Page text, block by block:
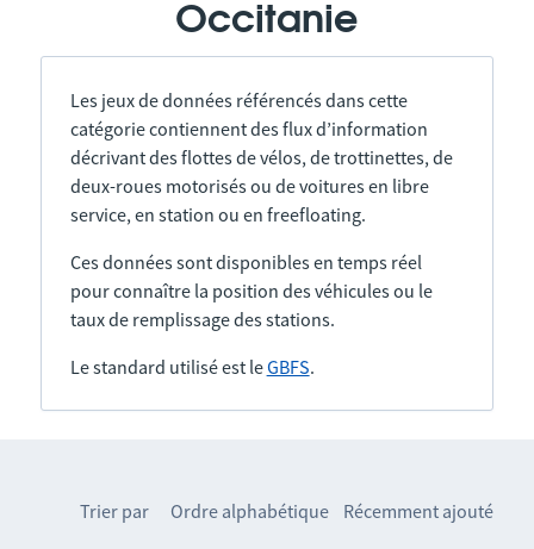
Occitanie
Les jeux de données référencés dans cette
catégorie contiennent des flux d’information
décrivant des flottes de vélos, de trottinettes, de
deux-roues motorisés ou de voitures en libre
service, en station ou en freefloating.
Ces données sont disponibles en temps réel
pour connaître la position des véhicules ou le
taux de remplissage des stations.
Le standard utilisé est leGBFS.
Trier par Ordre alphabétique Récemment ajouté